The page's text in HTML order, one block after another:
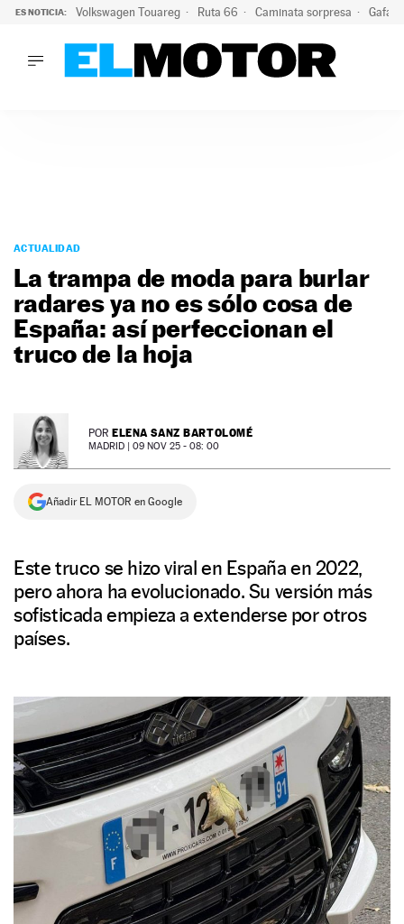
ES NOTICIA: Volkswagen Touareg Ruta 66 Caminata sorpresa Gafas
PODCAST
MOTOS
TECNOLOGÍA
SUPERCOCHES
MOTORTV
NEWSLETTER
ACTUALIDAD
La trampa de moda para burlar
radares ya no es sólo cosa de
España: así perfeccionan el
truco de la hoja
POR ELENA SANZ BARTOLOMÉ
MADRID | 09 NOV 25 - 08: 00
Añadir EL MOTOR en Google
Este truco se hizo viral en España en 2022,
pero ahora ha evolucionado. Su versión más
sofisticada empieza a extenderse por otros
países.